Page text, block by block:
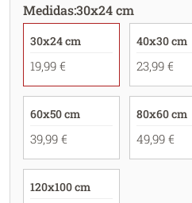
Medidas:30x24 cm
30x24 cm
19,99 €
40x30 cm
23,99 €
60x50 cm
39,99 €
80x60 cm
49,99 €
120x100 cm